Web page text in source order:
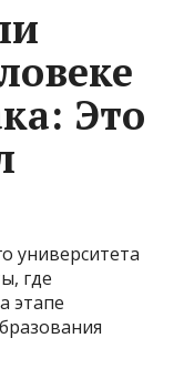
Это
университета
где
этапе